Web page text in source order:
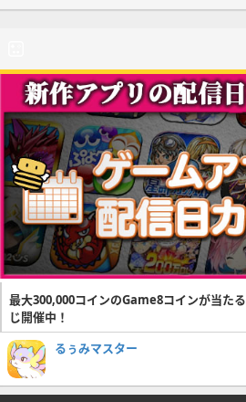
最大300,000コインのGame8コインが当た
じ開催中！
るぅみマスター